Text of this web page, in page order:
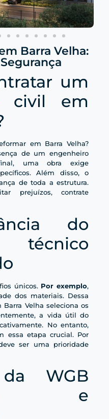
Barra Velha:
um
civil em
em Barra Velha?
de um engenheiro
uma obra exige
Além disso, o
de toda a estrutura.
prejuízos, contrate
do
únicos. Por exemplo,
dos materiais. Dessa
Velha seleciona os
a vida útil do
No entanto,
essa etapa crucial. Por
ser uma prioridade
WGB
e